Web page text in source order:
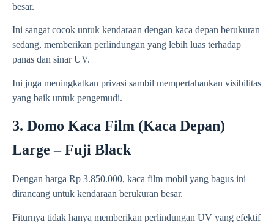
besar.
Ini sangat cocok untuk kendaraan dengan kaca depan berukuran
sedang, memberikan perlindungan yang lebih luas terhadap
panas dan sinar UV.
Ini juga meningkatkan privasi sambil mempertahankan visibilitas
yang baik untuk pengemudi.
3. Domo Kaca Film (Kaca Depan)
Large – Fuji Black
Dengan harga Rp 3.850.000, kaca film mobil yang bagus ini
dirancang untuk kendaraan berukuran besar.
Fiturnya tidak hanya memberikan perlindungan UV yang efektif